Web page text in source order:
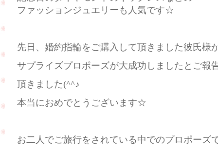
ファッションジュエリーも人気です☆
先日、婚約指輪をご購入して頂きました彼氏様
サプライズプロポーズが大成功しましたとご報
頂きました(^^♪
本当におめでとうございます☆
お二人でご旅行をされている中でのプロポーズ